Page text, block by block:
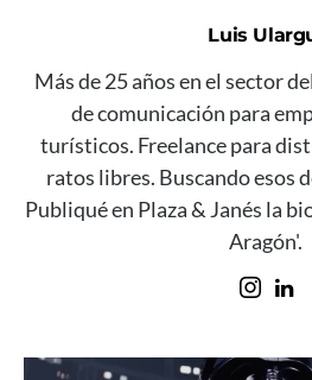
Luis
Más de 25 años en el sector
de comunicación para
turísticos. Freelance para
ratos libres. Buscando esos
Publiqué en Plaza & Janés la
Aragón'.